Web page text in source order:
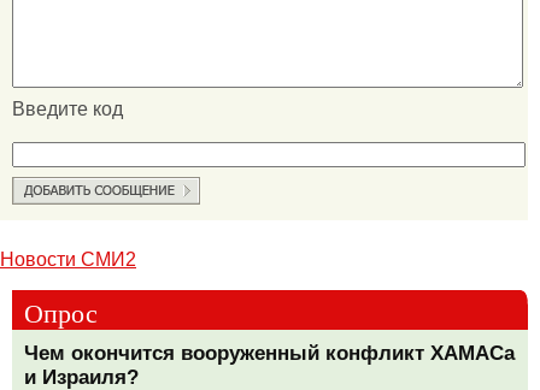
Введите код
Новости СМИ2
Опрос
Чем окончится вооруженный конфликт ХАМАСа
и Израиля?